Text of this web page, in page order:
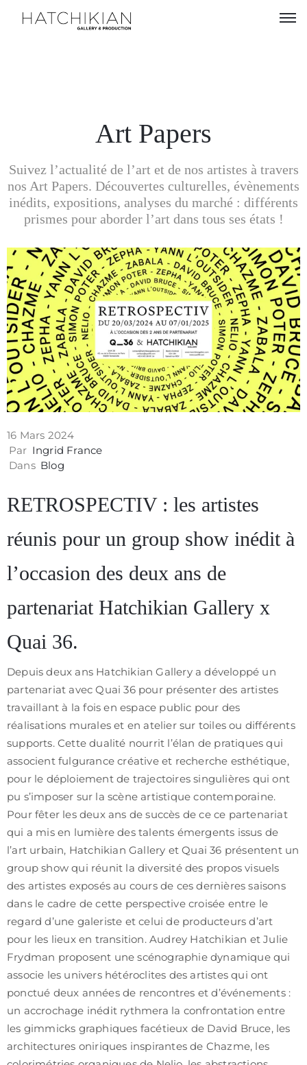
Visitez
notre
Art
Lire
notre
Magazine
Contact
Politique
confidentialité
CGV
Art Papers
Suivez l’actualité de l’art et de nos artistes à travers
nos Art Papers. Découvertes culturelles, évènements
inédits, expositions, analyses du marché : différents
prismes pour aborder l’art dans tous ses états !
16 Mars 2024
Par Ingrid France
Dans Blog
RETROSPECTIV : les artistes
réunis pour un group show inédit à
l’occasion des deux ans de
partenariat Hatchikian Gallery x
Quai 36.
Depuis deux ans Hatchikian Gallery a développé un
partenariat avec Quai 36 pour présenter des artistes
travaillant à la fois en espace public pour des
réalisations murales et en atelier sur toiles ou différents
supports. Cette dualité nourrit l’élan de pratiques qui
associent fulgurance créative et recherche esthétique,
pour le déploiement de trajectoires singulières qui ont
pu s’imposer sur la scène artistique contemporaine.
Pour fêter les deux ans de succès de ce ce partenariat
qui a mis en lumière des talents émergents issus de
l’art urbain, Hatchikian Gallery et Quai 36 présentent un
group show qui réunit la diversité des propos visuels
des artistes exposés au cours de ces dernières saisons
dans le cadre de cette perspective croisée entre le
regard d’une galeriste et celui de producteurs d’art
pour les lieux en transition. Audrey Hatchikian et Julie
Frydman proposent une scénographie dynamique qui
associe les univers hétéroclites des artistes qui ont
ponctué deux années de rencontres et d’événements :
un accrochage inédit rythmera la confrontation entre
les gimmicks graphiques facétieux de David Bruce, les
architectures oniriques inspirantes de Chazme, les